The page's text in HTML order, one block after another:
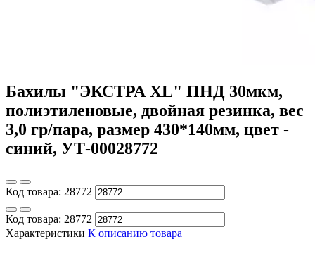
Бахилы "ЭКСТРА XL" ПНД 30мкм,
полиэтиленовые, двойная резинка, вес
3,0 гр/пара, размер 430*140мм, цвет -
синий, УТ-00028772
Код товара: 28772
Код товара: 28772
Характеристики К описанию товара